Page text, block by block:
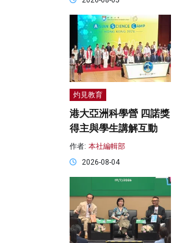
灼見教育
港大亞洲科學營 四諾獎
得主與學生講解互動
作者: 本社編輯部
2026-08-04